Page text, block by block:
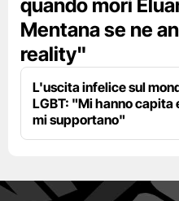
quando morì
Mentana se ne
reality"
L'uscita infelice sul
LGBT: "Mi hanno capita
mi supportano"